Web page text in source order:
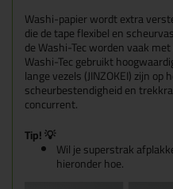
Washi-papier wordt extra
die de tape flexibel en
de Washi-Tec worden vaak
Washi-Tec gebruikt
lange vezels (JINZOKEI) zijn op
scheurbestendigheid en
concurrent.
Tip! 💡
Wil je superstrak
hieronder hoe.